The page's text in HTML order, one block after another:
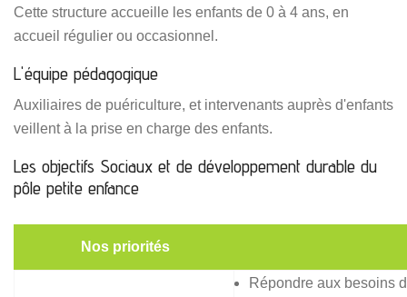
Cette structure accueille les enfants de 0 à 4 ans, en
accueil régulier ou occasionnel.
L'équipe pédagogique
Auxiliaires de puériculture, et intervenants auprès d'enfants
veillent à la prise en charge des enfants.
Les objectifs Sociaux et de développement durable du
pôle petite enfance
Nos priorités
Répondre aux besoins